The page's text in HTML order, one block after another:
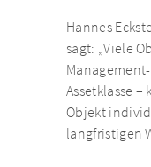
Hannes
sagt: „Viele
Assetklasse
Objekt
langfristigen